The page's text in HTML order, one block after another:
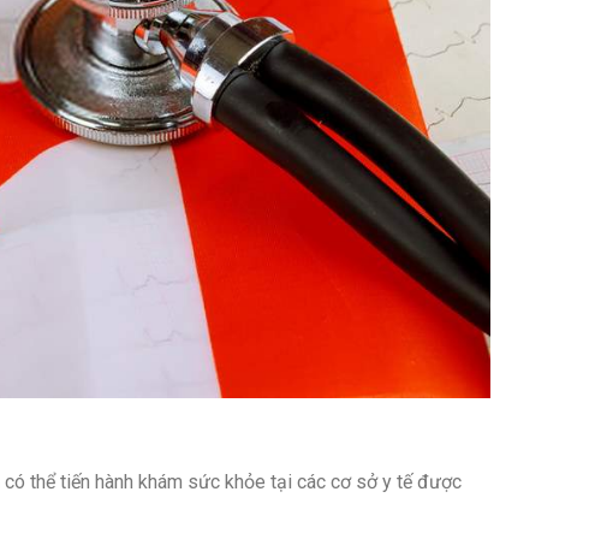
thể tiến hành khám sức khỏe tại các cơ sở y tế được